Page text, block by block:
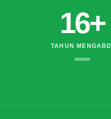
16+
TAHUN MENGABDI